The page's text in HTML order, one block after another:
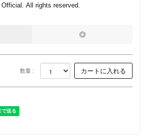
All rights reserved.
◎
数量 :